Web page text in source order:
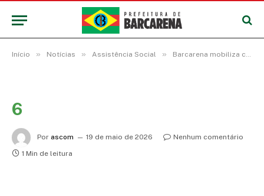
Início » Notícias » Assistência Social » Barcarena mobiliza comunidades em ações de combate ao abuso e exploração sexual infantil
6
Por ascom 19 de maio de 2026
Nenhum comentário
1 Min de leitura